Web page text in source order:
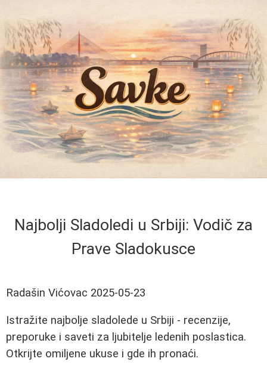
Najbolji Sladoledi u Srbiji: Vodič za
Prave Sladokusce
Radašin Vićovac 2025-05-23
Istražite najbolje sladolede u Srbiji - recenzije,
preporuke i saveti za ljubitelje ledenih poslastica.
Otkrijte omiljene ukuse i gde ih pronaći.